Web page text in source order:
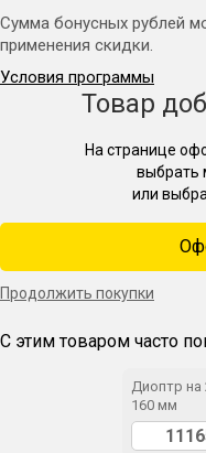
Сумма бонусных рублей
применения скидки.
Условия программы
Товар
На странице
выбрать
или
Продолжить покупки
С этим товаром часто
Диоптр
160 мм